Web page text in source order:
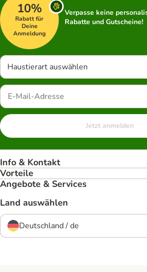
10%
Rabatt für
Deine
Anmeldung
Verpasse keine
Rabatte und Gutscheine!
Haustierart auswählen
Jetzt anmelden
Info & Kontakt
Vorteile
Angebote & Services
Land auswählen
Deutschland / de